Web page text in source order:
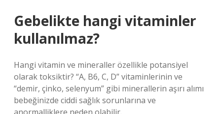
Gebelikte hangi vitaminler
kullanılmaz?
Hangi vitamin ve mineraller özellikle potansiyel
olarak toksiktir? “A, B6, C, D” vitaminlerinin ve
“demir, çinko, selenyum” gibi minerallerin aşırı alımı
bebeğinizde ciddi sağlık sorunlarına ve